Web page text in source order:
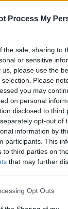
Process My
the sale, sharing to
or sensitive
please use the
Please
you may
on personal
disclosed to third
opt-out of
information by
participants. This
to third parties on
that may further
app uses one
Opt Outs
το κουμπί
άλλο θέμα,
μήνες, στελέχη
εξετάζουν το
πηγή εσόδων.
συνεχώς